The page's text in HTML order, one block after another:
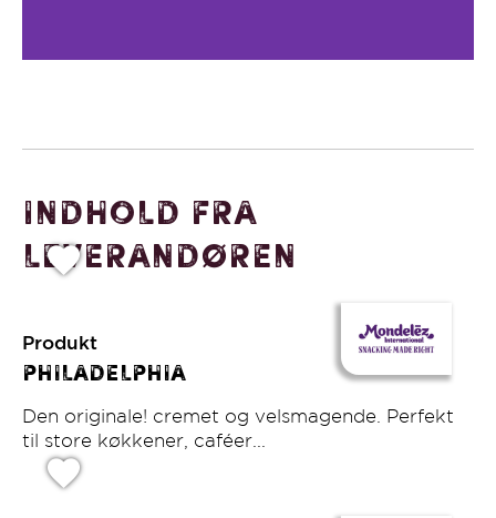
Indhold fra
leverandøren
Produkt
Philadelphia
Den originale! cremet og velsmagende. Perfekt
til store køkkener, caféer...